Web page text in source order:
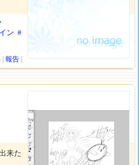
ン #
|報告
来た